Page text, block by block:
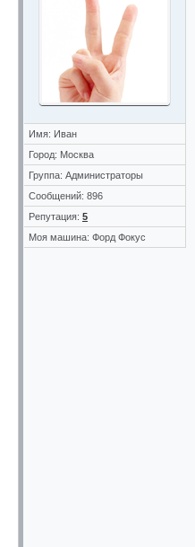
Имя: Иван
Город: Москва
Группа: Администраторы
Сообщений: 896
Репутация: 5
Моя машина: Форд Фокус